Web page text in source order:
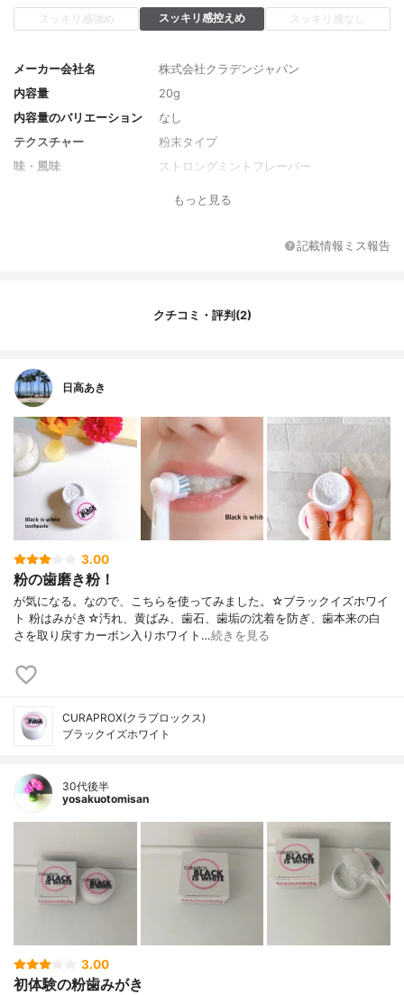
スッキリ感強め スッキリ感控えめ スッキリ感なし
メーカー会社名
株式会社クラデンジャパン
内容量
20g
内容量のバリエーション
なし
テクスチャー
粉末タイプ
味・風味
ストロングミントフレーバー
"清掃剤：炭酸Ｃａ、ヒドロキシアパタイ
／茎エキス、キシリトール／ 保湿剤：グリ
チルリチン酸２Ｋ／ 香味剤：ハッカ油、ト
もっと見る
記載情報ミス報告
クチコミ・評判(2)
日高あき
3.00
粉の歯磨き粉！
が気になる。なので、こちらを使ってみました。☆ブラックイズホワイ
ト 粉はみがき☆汚れ、黄ばみ、歯石、歯垢の沈着を防ぎ、歯本来の白
さを取り戻すカーボン入りホワイト…続きを見る
CURAPROX(クラプロックス)
ブラックイズホワイト
30代後半
yosakuotomisan
3.00
初体験の粉歯みがき